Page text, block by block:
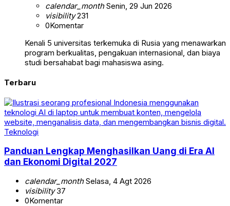
calendar_monthSenin, 29 Jun 2026
visibility231
0Komentar
Kenali 5 universitas terkemuka di Rusia yang menawarkan
program berkualitas, pengakuan internasional, dan biaya
studi bersahabat bagi mahasiswa asing.
Terbaru
Teknologi
Panduan Lengkap Menghasilkan Uang di Era AI
dan Ekonomi Digital 2027
calendar_monthSelasa, 4 Agt 2026
visibility37
0Komentar